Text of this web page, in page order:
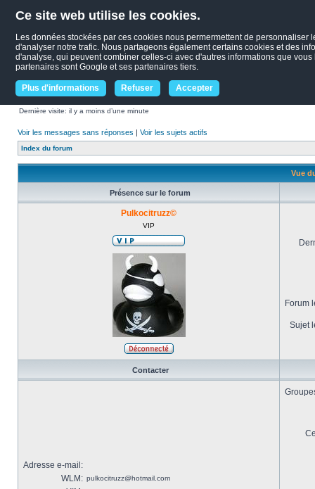
Ce site web utilise les cookies.
Les données stockées par ces cookies nous permermettent de
d'analyser notre trafic. Nous partageons également certains cookies et des
d'analyse, qui peuvent combiner celles-ci avec d'autres informations que
partenaires sont Google et ses partenaires tiers.
Plus d'informations Refuser Accepter
Dernière visite: il y a moins d’une minute
Voir les messages sans réponses | Voir les sujets actifs
Index du forum
Vue
Présence sur le forum
Pulkocitruzz©
VIP
Forum
Sujet
Contacter
Adresse e-mail:
WLM: pulkocitruzz@hotmail.com